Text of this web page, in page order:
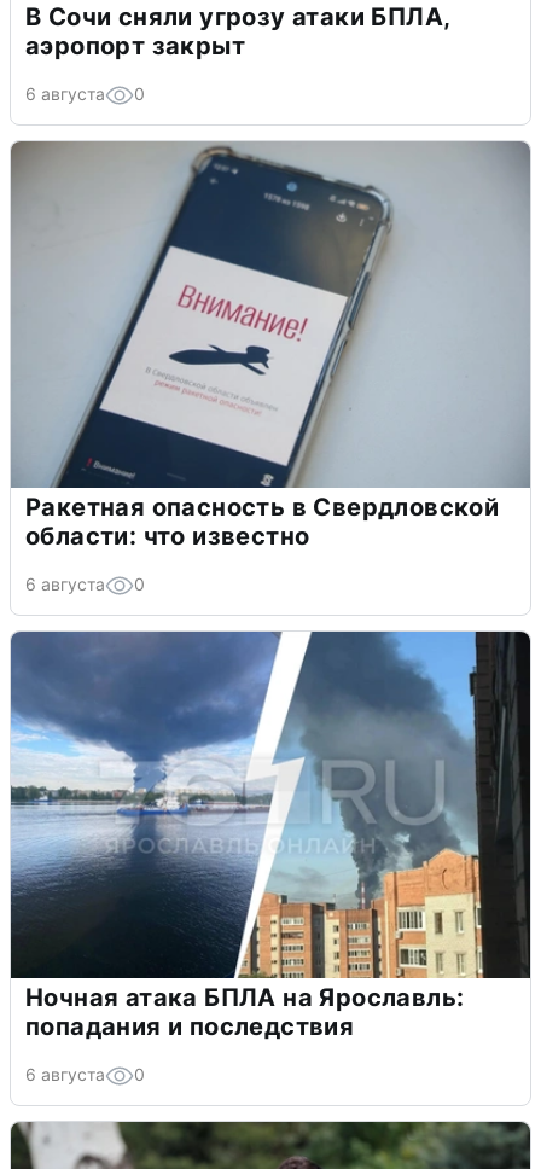
В Сочи сняли угрозу атаки БПЛА,
аэропорт закрыт
6 августа 0
Ракетная опасность в Свердловской
области: что известно
6 августа 0
Ночная атака БПЛА на Ярославль:
попадания и последствия
6 августа 0